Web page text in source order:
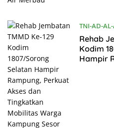
TNI-AD-
Rehab
Kodim
Hampir